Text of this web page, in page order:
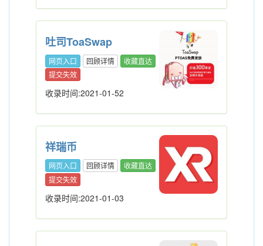
吐司ToaSwap
网页入口 回顾详情
收藏直达
提交失效
收录时间:2021-01-52
祥瑞币
网页入口 回顾详情
收藏直达
提交失效
收录时间:2021-01-03